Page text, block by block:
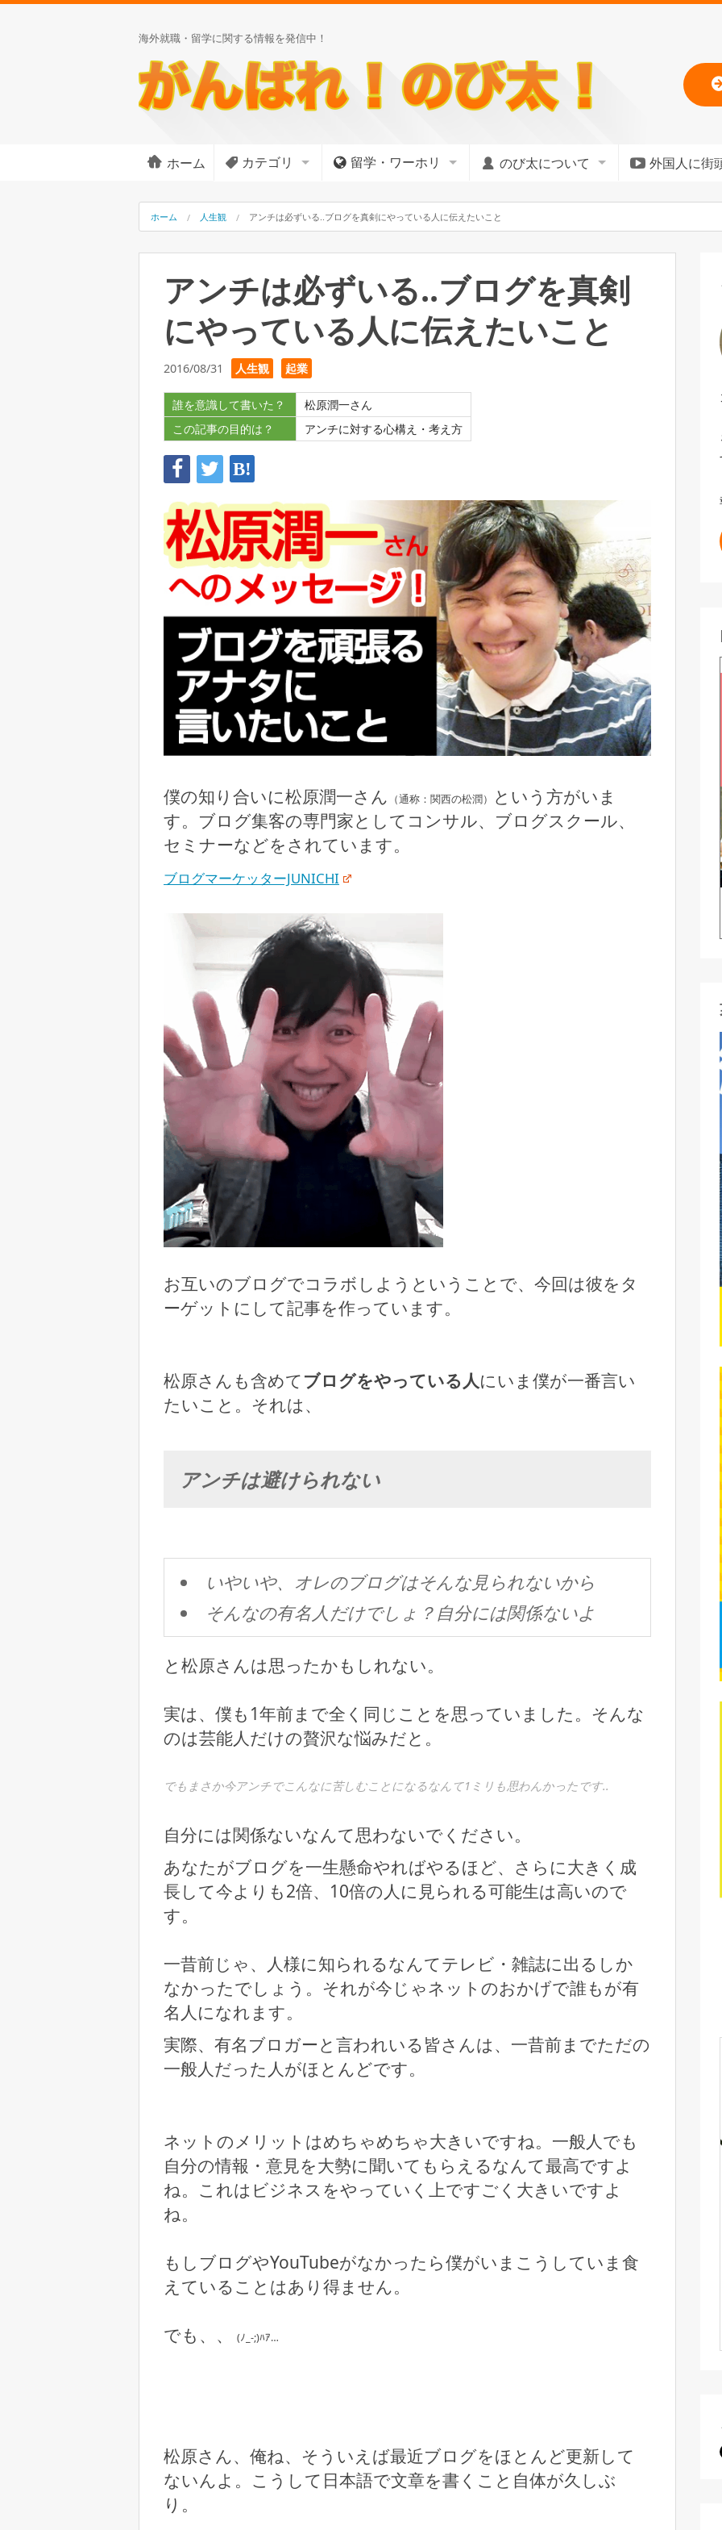
海外就職・留学に関する情報を発信中！
ホーム カテゴリ 留学・ワーホリ のび太について 外国人に街
ホーム 人生観 アンチは必ずいる..ブログを真剣にやっている人に伝えたいこと
アンチは必ずいる..ブログを真剣
にやっている人に伝えたいこと
2016/08/31 人生観 起業
誰を意識して書いた？
松原潤一さん
この記事の目的は？
アンチに対する心構え・考え方
僕の知り合いに松原潤一さん （通称：関西の松潤）
という方がいま
す。ブログ集客の専門家としてコンサル、ブログスクール、
セミナーなどをされています。
ブログマーケッターJUNICHI
お互いのブログでコラボしようということで、今回は彼をタ
ーゲットにして記事を作っています。
松原さんも含めてブログをやっている人にいま僕が一番言い
たいこと。それは、
アンチは避けられない
いやいや、オレのブログはそんな見られないから
そんなの有名人だけでしょ？自分には関係ないよ
と松原さんは思ったかもしれない。
実は、僕も1年前まで全く同じことを思っていました。そんな
のは芸能人だけの贅沢な悩みだと。
でもまさか今アンチでこんなに苦しむことになるなんて1ミリも思わんかったです..
自分には関係ないなんて思わないでください。
あなたがブログを一生懸命やればやるほど、さらに大きく成
長して今よりも2倍、10倍の人に見られる可能生は高いので
す。
一昔前じゃ、人様に知られるなんてテレビ・雑誌に出るしか
なかったでしょう。それが今じゃネットのおかげで誰もが有
名人になれます。
実際、有名ブロガーと言われいる皆さんは、一昔前までただの
一般人だった人がほとんどです。
ネットのメリットはめちゃめちゃ大きいですね。一般人でも
自分の情報・意見を大勢に聞いてもらえるなんて最高ですよ
ね。これはビジネスをやっていく上ですごく大きいですよ
ね。
もしブログやYouTubeがなかったら僕がいまこうしていま食
えていることはあり得ません。
でも、、 (ﾉ_-;)ﾊｱ…
松原さん、俺ね、そういえば最近ブログをほとんど更新して
ないんよ。こうして日本語で文章を書くこと自体が久しぶ
り。